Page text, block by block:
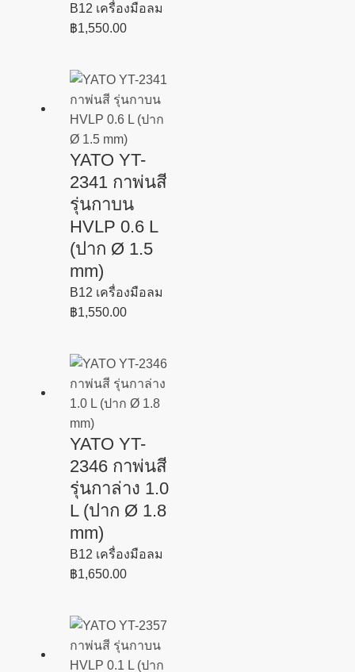
B12 เครื่องมือลม
฿1,550.00
YATO YT-
2341 กาพ่นสี
รุ่นกาบน
HVLP 0.6 L
(ปาก Ø 1.5
mm)
B12 เครื่องมือลม
฿1,550.00
YATO YT-
2346 กาพ่นสี
รุ่นกาล่าง 1.0
L (ปาก Ø 1.8
mm)
B12 เครื่องมือลม
฿1,650.00